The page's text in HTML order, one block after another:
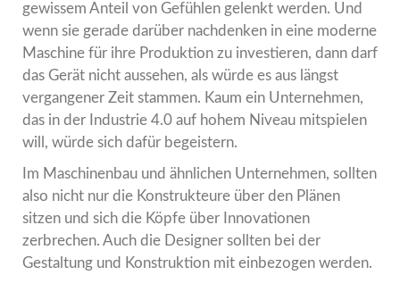
gewissem Anteil von Gefühlen gelenkt werden. Und
wenn sie gerade darüber nachdenken in eine moderne
Maschine für ihre Produktion zu investieren, dann darf
das Gerät nicht aussehen, als würde es aus längst
vergangener Zeit stammen. Kaum ein Unternehmen,
das in der Industrie 4.0 auf hohem Niveau mitspielen
will, würde sich dafür begeistern.
Im Maschinenbau und ähnlichen Unternehmen, sollten
also nicht nur die Konstrukteure über den Plänen
sitzen und sich die Köpfe über Innovationen
zerbrechen. Auch die Designer sollten bei der
Gestaltung und Konstruktion mit einbezogen werden.